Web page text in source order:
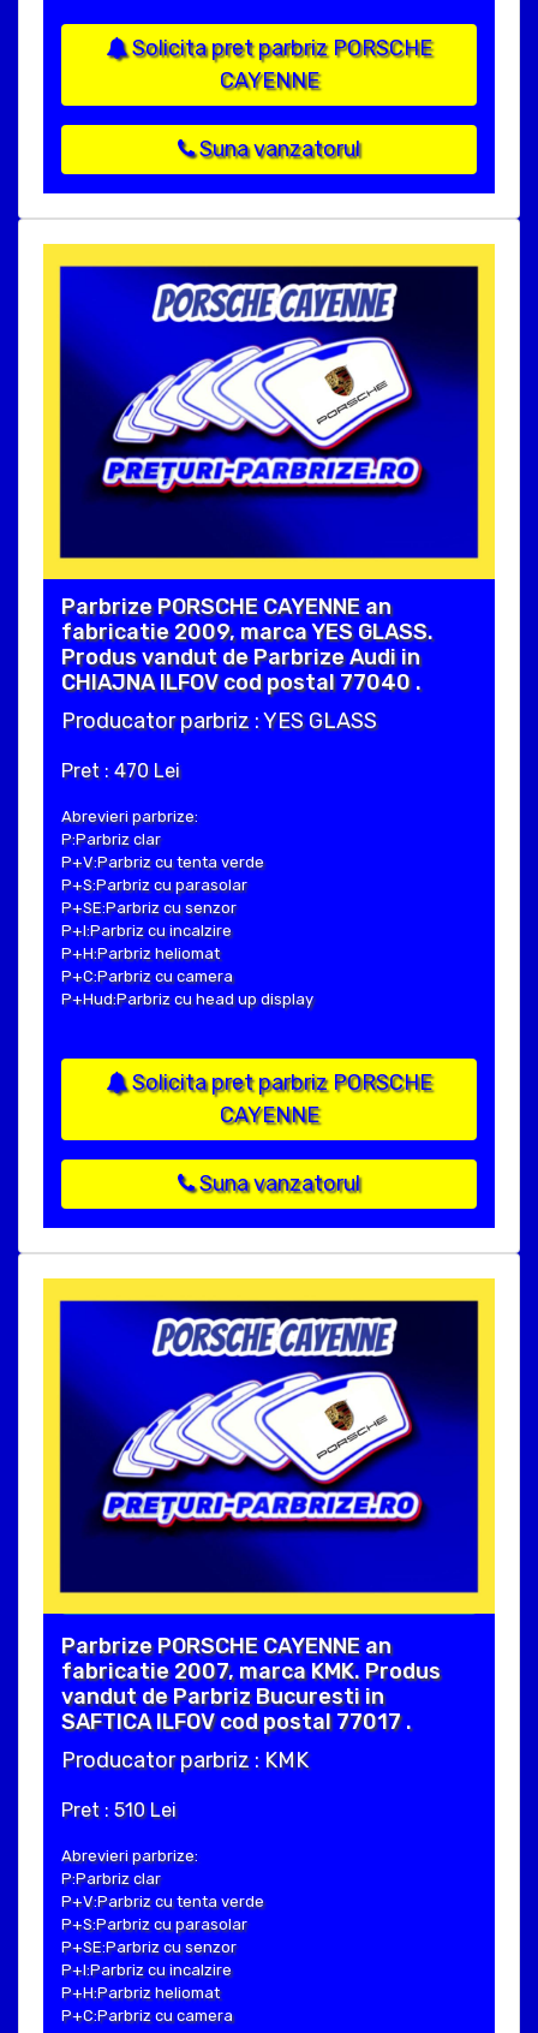
Solicita pret parbriz PORSCHE
CAYENNE
Suna vanzatorul
Parbrize PORSCHE CAYENNE an
fabricatie 2009, marca YES GLASS.
Produs vandut de Parbrize Audi in
CHIAJNA ILFOV cod postal 77040 .
Producator parbriz : YES GLASS
Pret : 470 Lei
Abrevieri parbrize:
P:Parbriz clar
P+V:Parbriz cu tenta verde
P+S:Parbriz cu parasolar
P+SE:Parbriz cu senzor
P+I:Parbriz cu incalzire
P+H:Parbriz heliomat
P+C:Parbriz cu camera
P+Hud:Parbriz cu head up display
Solicita pret parbriz PORSCHE
CAYENNE
Suna vanzatorul
Parbrize PORSCHE CAYENNE an
fabricatie 2007, marca KMK. Produs
vandut de Parbriz Bucuresti in
SAFTICA ILFOV cod postal 77017 .
Producator parbriz : KMK
Pret : 510 Lei
Abrevieri parbrize:
P:Parbriz clar
P+V:Parbriz cu tenta verde
P+S:Parbriz cu parasolar
P+SE:Parbriz cu senzor
P+I:Parbriz cu incalzire
P+H:Parbriz heliomat
P+C:Parbriz cu camera